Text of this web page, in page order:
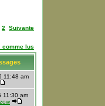
2 Suivante
comme lus
11:48 am
11:30 am